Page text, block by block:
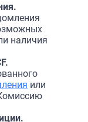
наличия
или